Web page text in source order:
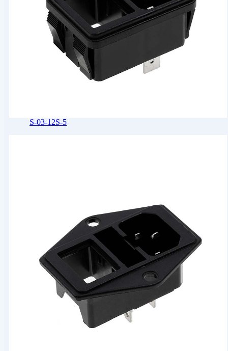
S-03-12S-5